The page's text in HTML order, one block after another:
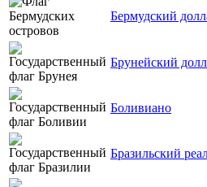
Бермудский
Брунейский
Боливиано
Бразильский